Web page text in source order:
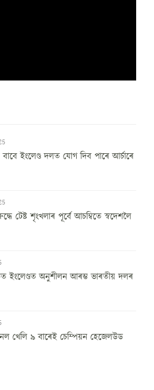
বাবে ইংলেণ্ড দলত যোগ দিব পাৰে আৰ্চাৰে
টেষ্ট শৃংখলাৰ পূৰ্বে আচম্বিতে স্বদেশলৈ
ইংলেণ্ডত অনুশীলন আৰম্ভ ভাৰতীয় দলৰ
খেলি ৯ বাৰেই চেম্পিয়ন হেজেলউড